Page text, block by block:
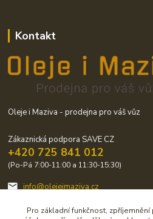
Kontakt
Oleje i Maziva - prodejna pro váš vůz
Zákaznická podpora SAVE CZ
+420 725 841 012
(Po-Pá 7:00-11:00 a 11:30-15:30)
info@olejeimaziva.cz
Pro základní funkčnost,